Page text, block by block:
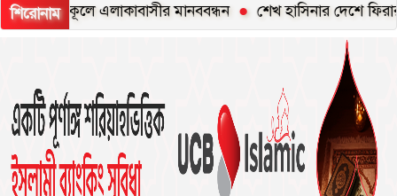
শিরোনাম
মানববন্ধন শেখ হাসিনার দেশে ফিরার ঘোষণা ‘রাজনৈতিক